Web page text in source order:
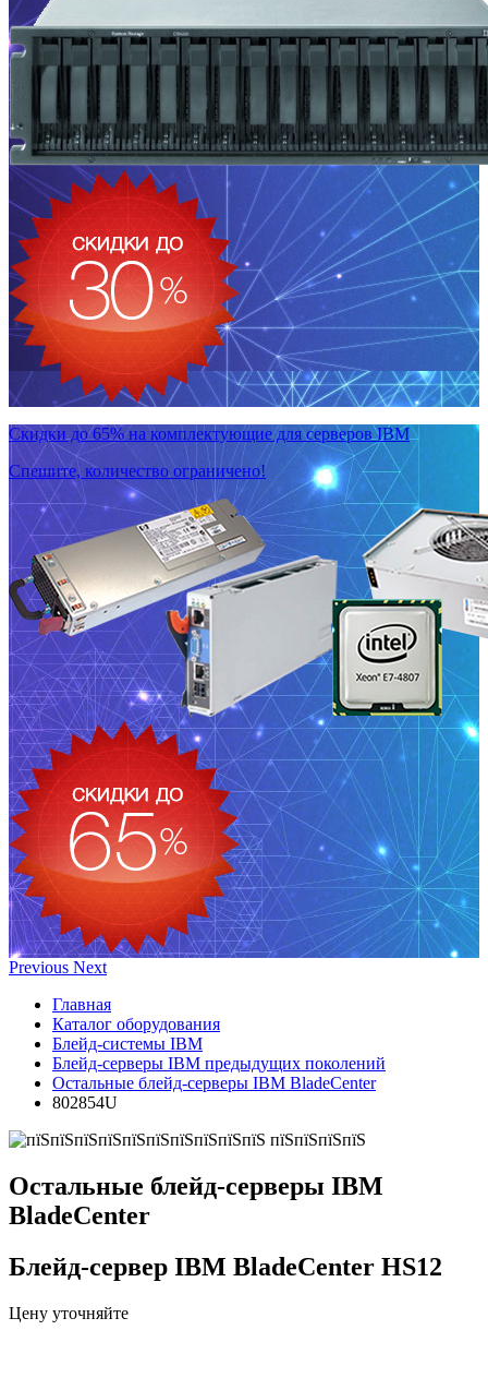
Скидки до 65% на комплектующие для серверов IBM
Спешите, количество ограничено!
Previous Next
Главная
Каталог оборудования
Блейд-системы IBM
Блейд-серверы IBM предыдущих поколений
Остальные блейд-серверы IBM BladeCenter
802854U
Остальные блейд-серверы IBM
BladeCenter
Блейд-сервер IBM BladeCenter HS12
Цену уточняйте